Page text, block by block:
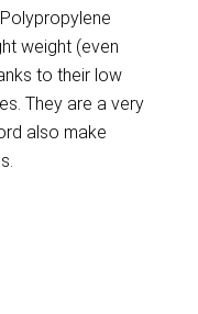
weight (even
to their low
They are a very
also make